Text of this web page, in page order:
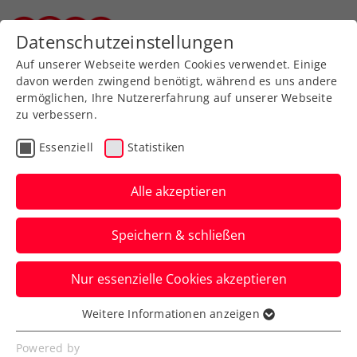
Zurück zur Newsübersicht
Turniere
NÖ Open powered by
EVN: Ready für einen
Dienstag ganz in Rot-
weiß-rot
Neil Oberleitner wird erneut zu sehen
sein. Sein Spiel beim ATP-Challenger in
Tulln wird fortgesetzt.
Datenschutzeinstellungen
Auf unserer Webseite werden Cookies verwendet. Einige
davon werden zwingend benötigt, während es uns andere
ermöglichen, Ihre Nutzererfahrung auf unserer Webseite
zu verbessern.
Essenziell Statistiken
Alle akzeptieren
Speichern & schließen
Nur essenzielle Cookies akzeptieren
Essenziell
Essenzielle Cookies werden für grundlegende
Weitere Informationen anzeigen
Powered by